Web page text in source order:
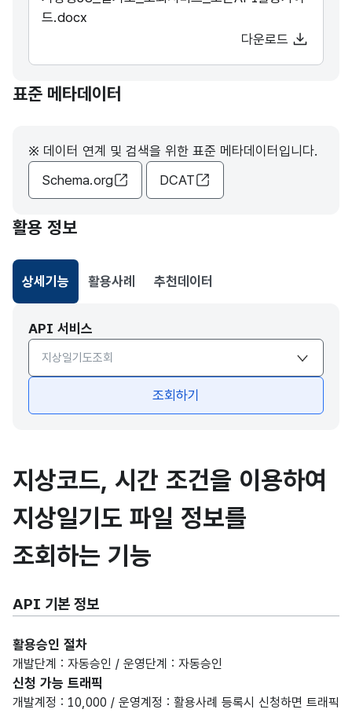
드.docx
다운로드
표준 메타데이터
※ 데이터 연계 및 검색을 위한 표준 메타데이터입니다.
Schema.org
DCAT
활용 정보
상세기능
선택됨
활용사례 추천데이터
API 서비스
API서비스 종류 선택
조회하기
지상코드, 시간 조건을 이용하여
지상일기도 파일 정보를
조회하는 기능
API 기본 정보
활용승인 절차
개발단계 : 자동승인 / 운영단계 : 자동승인
신청 가능 트래픽
개발계정 : 10,000 / 운영계정 : 활용사례 등록시 신청하면 트래픽